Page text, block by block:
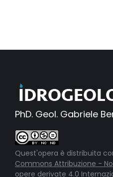
PhD. Geol. Gabriele
Quest'opera è distribuita
Commons Attribuzione -
opere derivate 4.0